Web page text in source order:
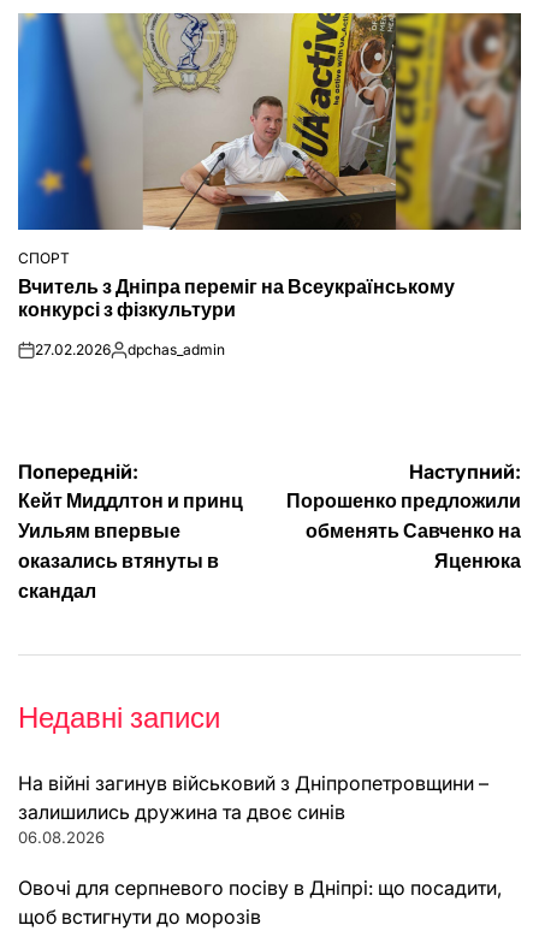
ОПУБЛІКУВАТИ
У
СПОРТ
Вчитель з Дніпра переміг на Всеукраїнському
конкурсі з фізкультури
on27.02.2026Опубліковано
dpchas_admin
Навігація
записів
Попередній:
Кейт Миддлтон и принц
Уильям впервые
оказались втянуты в
скандал
Наступний:
Порошенко предложили
обменять Савченко на
Яценюка
Недавні записи
На війні загинув військовий з Дніпропетровщини –
залишились дружина та двоє синів
06.08.2026
Овочі для серпневого посіву в Дніпрі: що посадити,
щоб встигнути до морозів